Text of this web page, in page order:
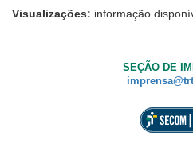
Visualizações: informação
SEÇÃO DE